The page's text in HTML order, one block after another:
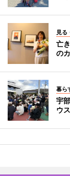
見る
亡
の
暮ら
宇
ウ